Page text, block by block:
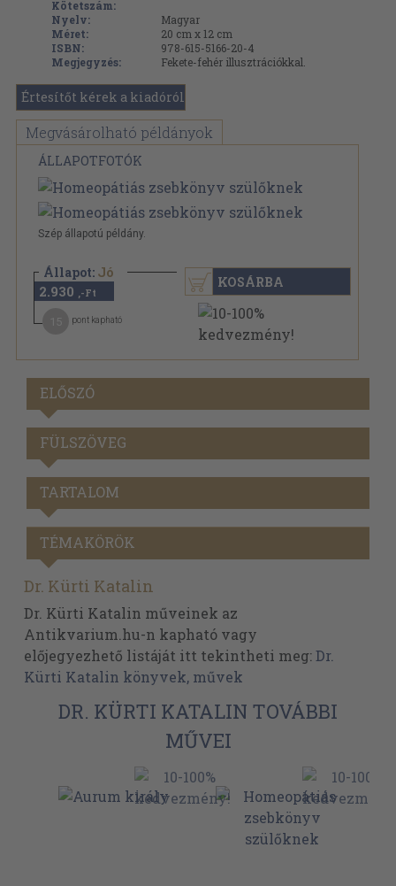
Kötetszám:
Nyelv:
Magyar
Méret:
20 cm x 12 cm
ISBN:
978-615-5166-20-4
Megjegyzés:
Fekete-fehér illusztrációkkal.
Értesítőt kérek a kiadóról
Megvásárolható példányok
ÁLLAPOTFOTÓK
Szép állapotú példány.
Állapot: Jó
2.930 ,-Ft
pont kapható
KOSÁRBA
ELŐSZÓ
FÜLSZÖVEG
TARTALOM
TÉMAKÖRÖK
Dr. Kürti Katalin
Dr. Kürti Katalin műveinek az
Antikvarium.hu-n kapható vagy
előjegyezhető listáját itt tekintheti meg:Dr.
Kürti Katalin könyvek, művek
DR. KÜRTI KATALIN TOVÁBBI
MŰVEI